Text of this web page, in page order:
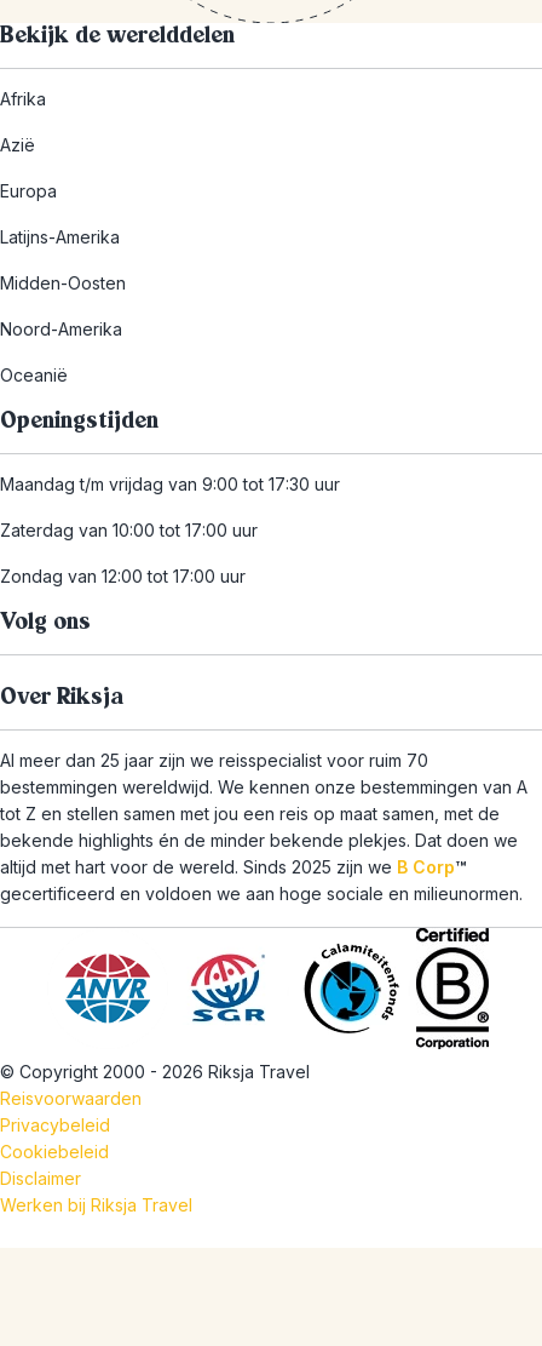
Bekijk de werelddelen
Afrika
Azië
Europa
Latijns-Amerika
Midden-Oosten
Noord-Amerika
Oceanië
Openingstijden
Maandag t/m vrijdag van 9:00 tot 17:30 uur
Zaterdag van 10:00 tot 17:00 uur
Zondag van 12:00 tot 17:00 uur
Volg ons
Over Riksja
Al meer dan 25 jaar zijn we reisspecialist voor ruim 70
bestemmingen wereldwijd. We kennen onze bestemmingen van A
tot Z en stellen samen met jou een reis op maat samen, met de
bekende highlights én de minder bekende plekjes. Dat doen we
altijd met hart voor de wereld. Sinds 2025 zijn we B Corp™
gecertificeerd en voldoen we aan hoge sociale en milieunormen.
© Copyright 2000 - 2026 Riksja Travel
Reisvoorwaarden
Privacybeleid
Cookiebeleid
Disclaimer
Werken bij Riksja Travel